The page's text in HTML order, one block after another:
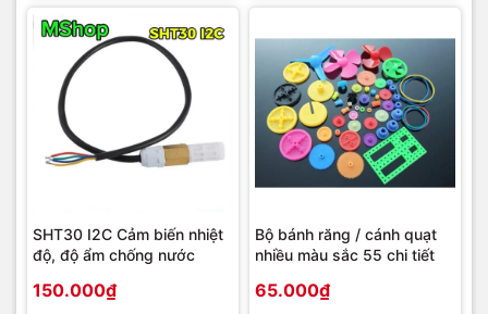
SHT30 I2C Cảm biến nhiệt
độ, độ ẩm chống nước
150.000₫
Bộ bánh răng / cánh quạt
nhiều màu sắc 55 chi tiết
65.000₫